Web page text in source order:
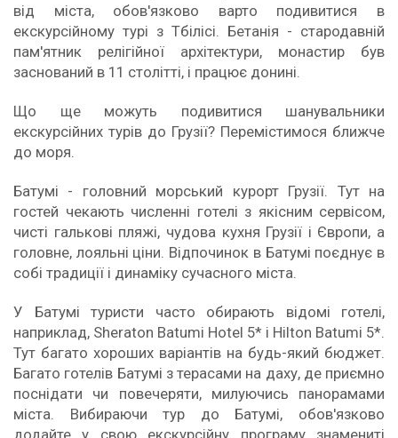
від міста, обов'язково варто подивитися в
екскурсійному турі з Тбілісі. Бетанія - стародавній
пам'ятник релігійної архітектури, монастир був
заснований в 11 столітті, і працює донині.
Що ще можуть подивитися шанувальники
екскурсійних турів до Грузії? Перемістимося ближче
до моря.
Батумі - головний морський курорт Грузії. Тут на
гостей чекають численні готелі з якісним сервісом,
чисті галькові пляжі, чудова кухня Грузії і Європи, а
головне, лояльні ціни. Відпочинок в Батумі поєднує в
собі традиції і динаміку сучасного міста.
У Батумі туристи часто обирають відомі готелі,
наприклад, Sheraton Batumi Hotel 5* і Hilton Batumi 5*.
Тут багато хороших варіантів на будь-який бюджет.
Багато готелів Батумі з терасами на даху, де приємно
поснідати чи повечеряти, милуючись панорамами
міста. Вибираючи тур до Батумі, обов'язково
додайте у свою екскурсійну програму знамениті